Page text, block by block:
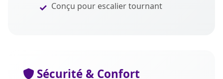
Conçu pour escalier tournant
Sécurité & Confort